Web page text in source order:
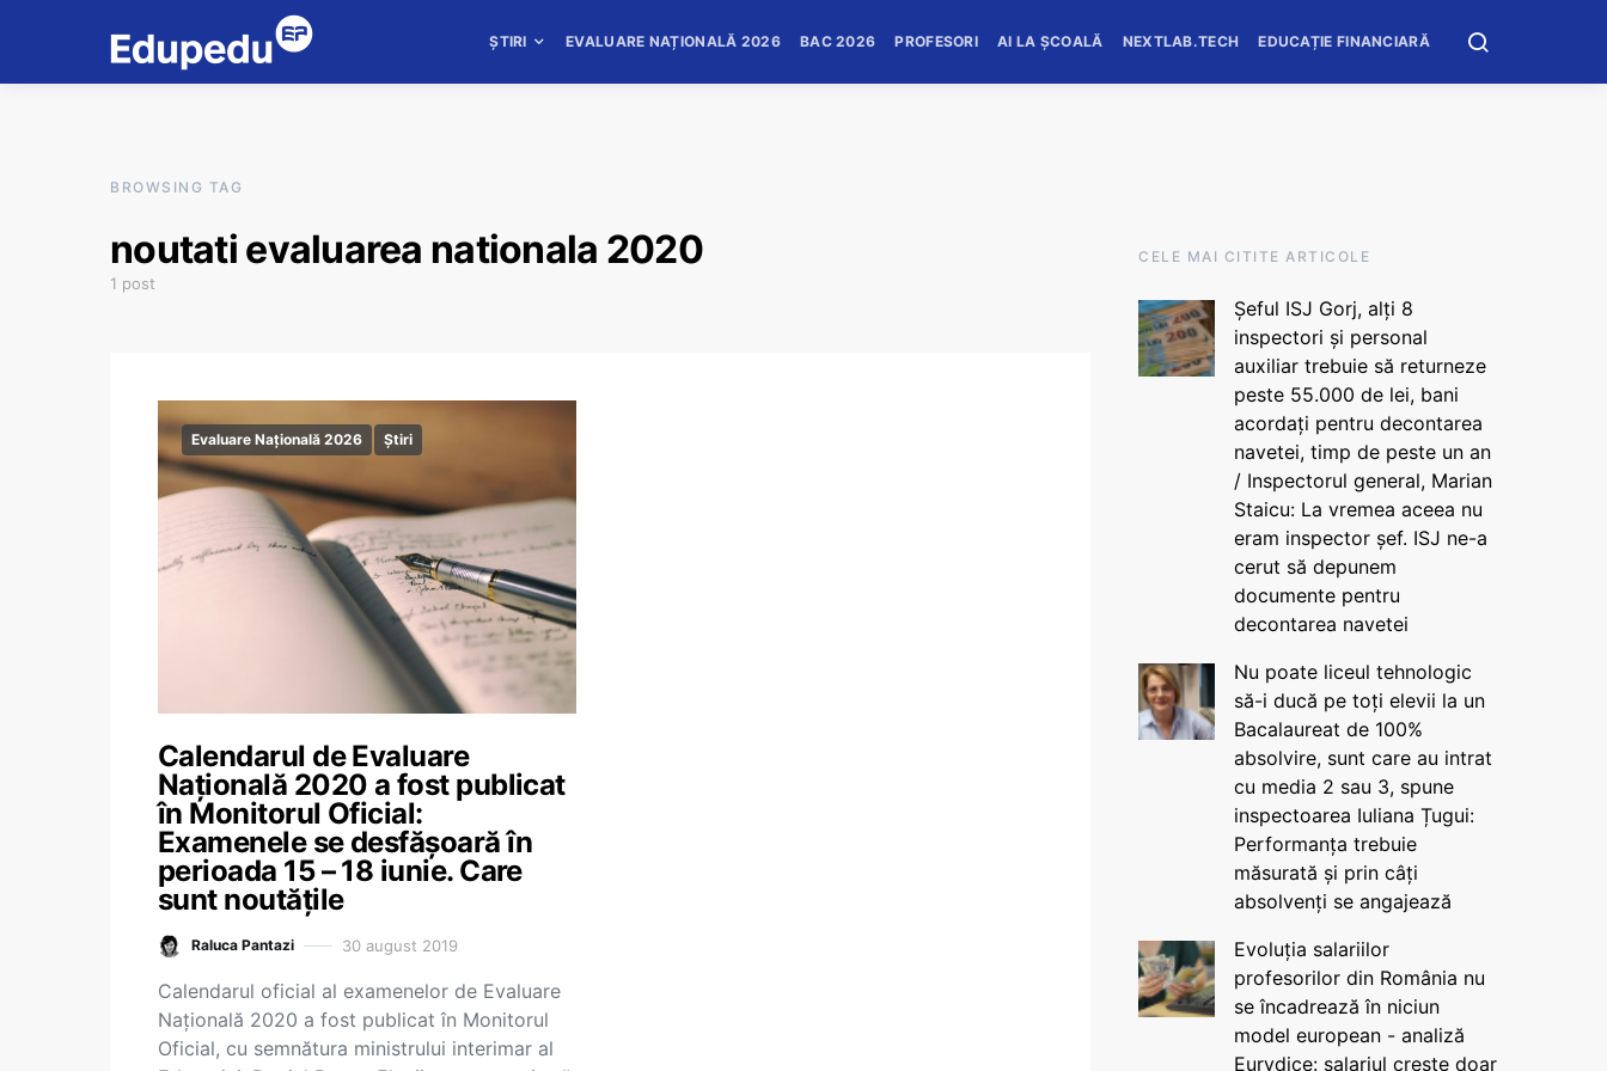
ȘTIRI EVALUARE NAȚIONALĂ 2026 BAC 2026 PROFESORI AI LA ȘCOALĂ NEXTLAB.TECH EDUCAȚIE FINANCIARĂ
BROWSING TAG
noutati evaluarea nationala 2020
1 post
Evaluare Națională 2026 Știri
Calendarul de Evaluare
Națională 2020 a fost publicat
în Monitorul Oficial:
Examenele se desfășoară în
perioada 15 – 18 iunie. Care
sunt noutățile
Raluca Pantazi 30 august 2019
Calendarul oficial al examenelor de Evaluare
Națională 2020 a fost publicat în Monitorul
Oficial, cu semnătura ministrului interimar al
CELE MAI CITITE ARTICOLE
Șeful ISJ Gorj, alți 8
inspectori și personal
auxiliar trebuie să returneze
peste 55.000 de lei, bani
acordați pentru decontarea
navetei, timp de peste un an
/ Inspectorul general, Marian
Staicu: La vremea aceea nu
eram inspector șef. ISJ ne-a
cerut să depunem
documente pentru
decontarea navetei
Nu poate liceul tehnologic
să-i ducă pe toți elevii la un
Bacalaureat de 100%
absolvire, sunt care au intrat
cu media 2 sau 3, spune
inspectoarea Iuliana Țugui:
Performanța trebuie
măsurată și prin câți
absolvenți se angajează
Evoluția salariilor
profesorilor din România nu
se încadrează în niciun
model european - analiză
Eurydice: salariul crește doar